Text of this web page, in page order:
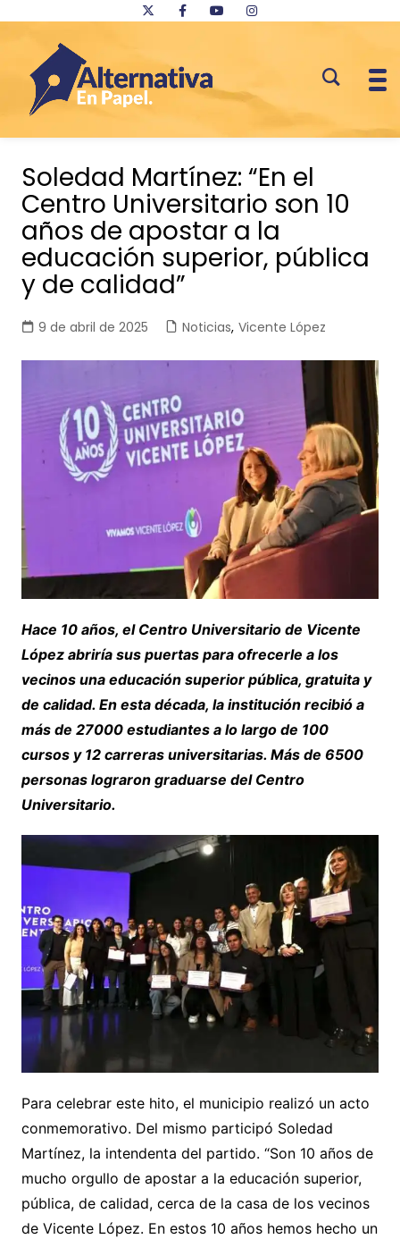
contenido
Soledad Martínez: “En el
Centro Universitario son 10
años de apostar a la
educación superior, pública
y de calidad”
9 de abril de 2025 Noticias, Vicente López
Hace 10 años, el Centro Universitario de Vicente
López abriría sus puertas para ofrecerle a los
vecinos una educación superior pública, gratuita y
de calidad. En esta década, la institución recibió a
más de 27000 estudiantes a lo largo de 100
cursos y 12 carreras universitarias. Más de 6500
personas lograron graduarse del Centro
Universitario.
Para celebrar este hito, el municipio realizó un acto
conmemorativo. Del mismo participó Soledad
Martínez, la intendenta del partido. “Son 10 años de
mucho orgullo de apostar a la educación superior,
pública, de calidad, cerca de la casa de los vecinos
de Vicente López. En estos 10 años hemos hecho un